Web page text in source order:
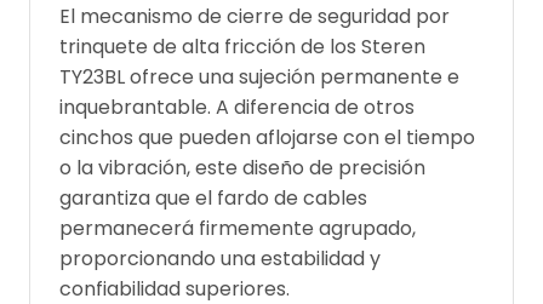
El mecanismo de cierre de seguridad por
trinquete de alta fricción de los Steren
TY23BL ofrece una sujeción permanente e
inquebrantable. A diferencia de otros
cinchos que pueden aflojarse con el tiempo
o la vibración, este diseño de precisión
garantiza que el fardo de cables
permanecerá firmemente agrupado,
proporcionando una estabilidad y
confiabilidad superiores.